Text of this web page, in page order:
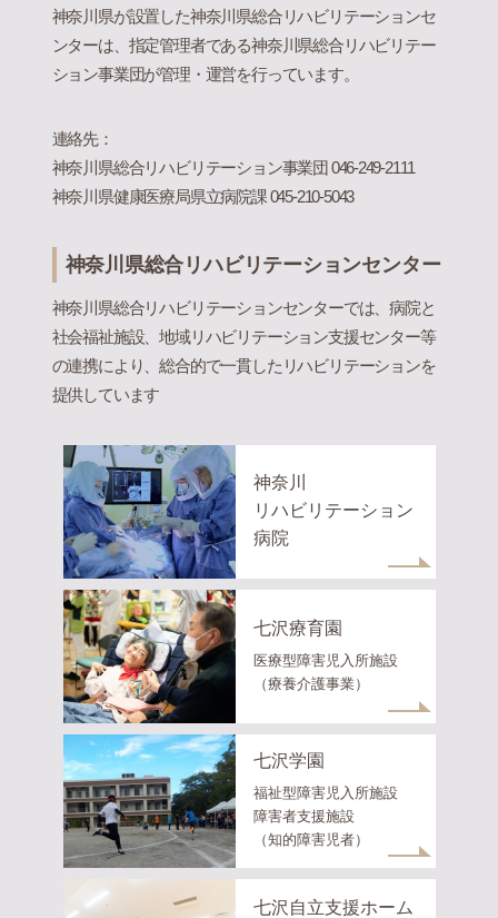
神奈川県が設置した神奈川県総合リハビリテーションセ
ンターは、指定管理者である神奈川県総合リハビリテー
ション事業団が管理・運営を行っています。
連絡先：
神奈川県総合リハビリテーション事業団 046-249-2111
神奈川県健康医療局県立病院課 045-210-5043
神奈川県総合リハビリテーションセンター
神奈川県総合リハビリテーションセンターでは、病院と
社会福祉施設、地域リハビリテーション支援センター等
の連携により、総合的で一貫したリハビリテーションを
提供しています
神奈川
リハビリテーション
病院
七沢療育園
医療型障害児入所施設
（療養介護事業）
七沢学園
福祉型障害児入所施設
障害者支援施設
（知的障害児者）
七沢自立支援ホーム